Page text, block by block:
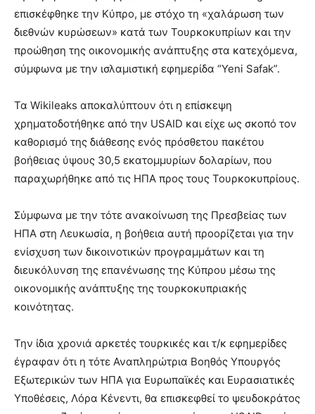
επισκέφθηκε την Κύπρο, με στόχο τη «χαλάρωση των
διεθνών κυρώσεων» κατά των Τουρκοκυπρίων και την
προώθηση της οικονομικής ανάπτυξης στα κατεχόμενα,
σύμφωνα με την ισλαμιστική εφημερίδα “Yeni Safak”.
Τα Wikileaks αποκαλύπτουν ότι η επίσκεψη
χρηματοδοτήθηκε από την USAID και είχε ως σκοπό τον
καθορισμό της διάθεσης ενός πρόσθετου πακέτου
βοήθειας ύψους 30,5 εκατομμυρίων δολαρίων, που
παραχωρήθηκε από τις ΗΠΑ προς τους Τουρκοκυπρίους.
Σύμφωνα με την τότε ανακοίνωση της Πρεσβείας των
ΗΠΑ στη Λευκωσία, η βοήθεια αυτή προορίζεται για την
ενίσχυση των δικοινοτικών προγραμμάτων και τη
διευκόλυνση της επανένωσης της Κύπρου μέσω της
οικονομικής ανάπτυξης της τουρκοκυπριακής
κοινότητας.
Την ίδια χρονιά αρκετές τουρκικές και τ/κ εφημερίδες
έγραφαν ότι η τότε Αναπληρώτρια Βοηθός Υπουργός
Εξωτερικών των ΗΠΑ για Ευρωπαϊκές και Ευρασιατικές
Υποθέσεις, Λόρα Κένεντι, θα επισκεφθεί το ψευδοκράτος